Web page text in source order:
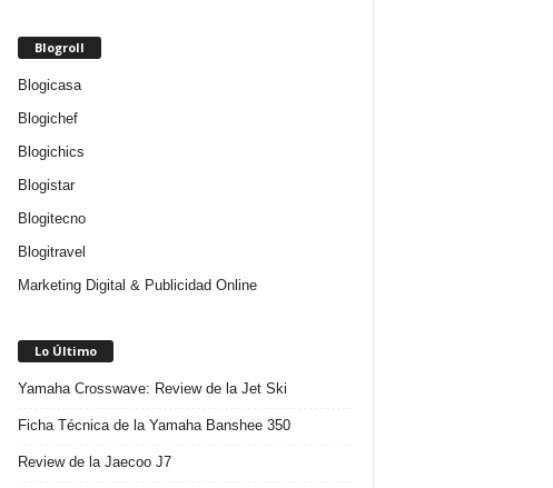
Blogroll
Blogicasa
Blogichef
Blogichics
Blogistar
Blogitecno
Blogitravel
Marketing Digital & Publicidad Online
Lo Último
Yamaha Crosswave: Review de la Jet Ski
Ficha Técnica de la Yamaha Banshee 350
Review de la Jaecoo J7